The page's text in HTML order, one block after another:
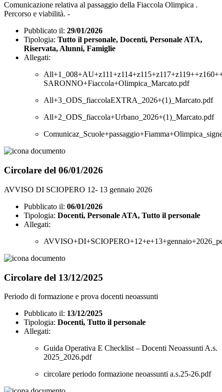
Comunicazione relativa al passaggio della Fiaccola Olimpica .
Percorso e viabilità. -
Pubblicato il: 29/01/2026
Tipologia: Tutto il personale, Docenti, Personale ATA,
Riservata, Alunni, Famiglie
Allegati:
SARONNO+Fiaccola+Olimpica_Marcato.pdf
All+3_ODS_fiaccolaEXTRA_2026+(1)_Marcato.pdf
All+2_ODS_fiaccola+Urbano_2026+(1)_Marcato.pdf
Circolare del 06/01/2026
AVVISO DI SCIOPERO 12- 13 gennaio 2026
Pubblicato il: 06/01/2026
Tipologia: Docenti, Personale ATA, Tutto il personale
Allegati:
Circolare del 13/12/2025
Periodo di formazione e prova docenti neoassunti
Pubblicato il: 13/12/2025
Tipologia: Docenti, Tutto il personale
Allegati:
Guida Operativa E Checklist – Docenti Neoassunti A.s.
2025_2026.pdf
circolare periodo formazione neoassunti a.s.25-26.pdf